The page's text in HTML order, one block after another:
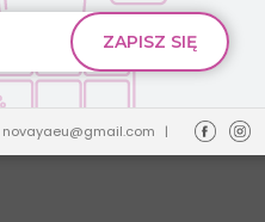
novayaeu@gmail.com |